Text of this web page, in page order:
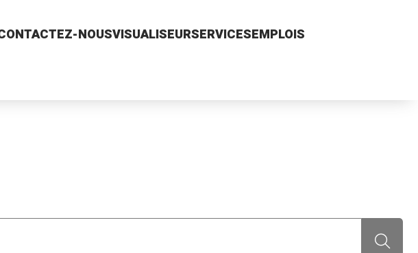
NOUSVISUALISEURSERVICESEMPLOIS